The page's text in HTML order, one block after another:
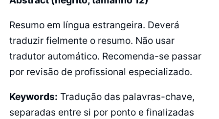
Resumo em língua estrangeira. Deverá
traduzir fielmente o resumo. Não usar
tradutor automático. Recomenda-se passar
por revisão de profissional especializado.
Keywords: Tradução das palavras-chave,
separadas entre si por ponto e finalizadas